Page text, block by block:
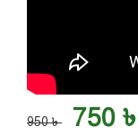
950 ৳ 750 ৳